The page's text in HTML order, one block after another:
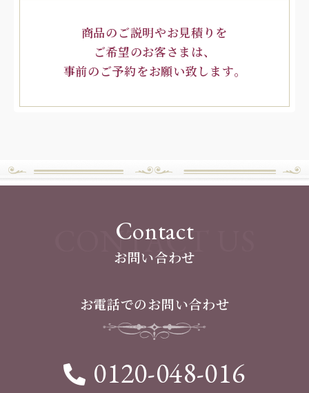
商品のご説明やお見積りを
ご希望のお客さまは、
事前のご予約をお願い致します。
Contact
お問い合わせ
CONTACT US
お電話でのお問い合わせ
0120-048-016